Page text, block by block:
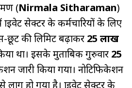
(Nirmala Sitharaman)
सेक्टर के कर्मचारियों के लिए
की लिमिट बढ़ाकर 25 लाख
था। इसके मुताबिक गुरुवार 25
जारी किया गया। नोटिफिकेशन
लागू हो गया है। प्राइवेट सेक्टर के